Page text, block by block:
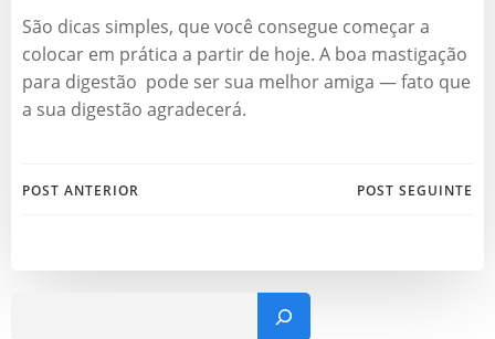
São dicas simples, que você consegue começar a
colocar em prática a partir de hoje. A boa mastigação
para digestão pode ser sua melhor amiga — fato que
a sua digestão agradecerá.
Navegação
de
POST ANTERIOR
Navegação
de
Post
POST SEGUINTE